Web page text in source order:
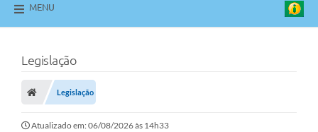
MENU
Legislação
Legislação
Atualizado em: 06/08/2026 às 14h33